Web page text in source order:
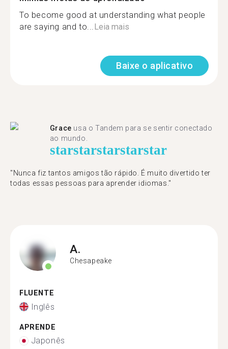
To become good at understanding what people
are saying and to...Leia mais
Baixe o aplicativo
Grace usa o Tandem para se sentir conectado
ao mundo.
starstarstarstarstar
"Nunca fiz tantos amigos tão rápido. É muito divertido ter
todas essas pessoas para aprender idiomas."
A.
Chesapeake
FLUENTE
Inglês
APRENDE
Japonês